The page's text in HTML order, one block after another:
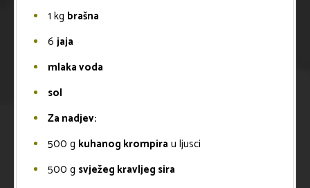
1 kg brašna
6 jaja
mlaka voda
sol
Za nadjev:
500 g kuhanog krompira u ljusci
500 g svježeg kravljeg sira